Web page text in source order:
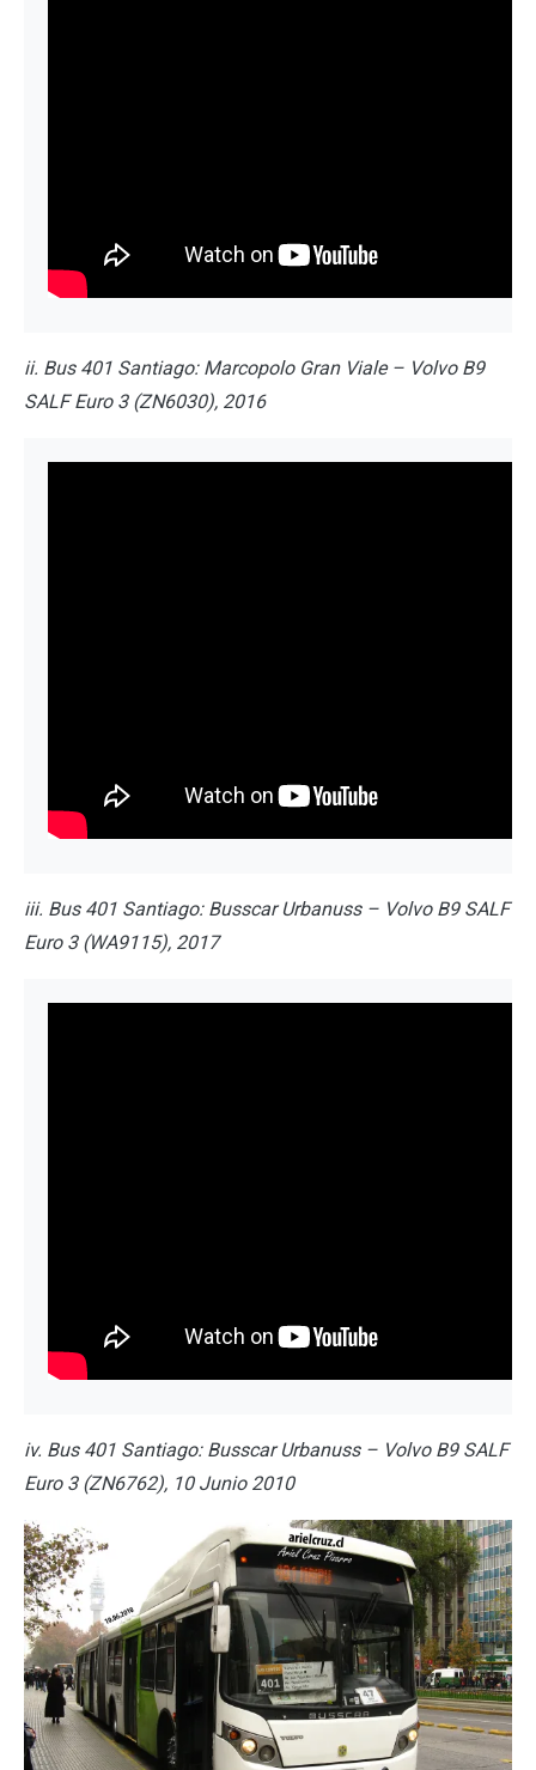
ii. Bus 401 Santiago: Marcopolo Gran Viale – Volvo B9
SALF Euro 3 (ZN6030), 2016
iii. Bus 401 Santiago: Busscar Urbanuss – Volvo B9 SALF
Euro 3 (WA9115), 2017
iv. Bus 401 Santiago: Busscar Urbanuss – Volvo B9 SALF
Euro 3 (ZN6762), 10 Junio 2010